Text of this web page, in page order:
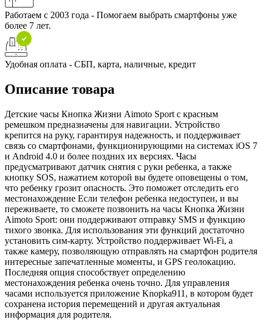
Работаем с 2003 года - Помогаем выбрать смартфоны уже
более 7 лет.
Удобная оплата - СБП, карта, наличные, кредит
Описание товара
Детские часы Кнопка Жизни Aimoto Sport с красным
ремешком предназначены для навигации. Устройство
крепится на руку, гарантируя надежность, и поддерживает
связь со смартфонами, функционирующими на системах iOS 7
и Android 4.0 и более поздних их версиях. Часы
предусматривают датчик снятия с руки ребенка, а также
кнопку SOS, нажатием которой вы будете оповещены о том,
что ребенку грозит опасность. Это поможет отследить его
местонахождение Если телефон ребенка недоступен, и вы
переживаете, то сможете позвонить на часы Кнопка Жизни
Aimoto Sport: они поддерживают отправку SMS и функцию
тихого звонка. Для использования эти функций достаточно
установить сим-карту. Устройство поддерживает Wi-Fi, а
также камеру, позволяющую отправлять на смартфон родителя
интересные запечатленные моменты, и GPS геолокацию.
Последняя опция способствует определению
местонахождения ребенка очень точно. Для управления
часами используется приложение Knopka911, в котором будет
сохранена история перемещений и другая актуальная
информация для родителя.